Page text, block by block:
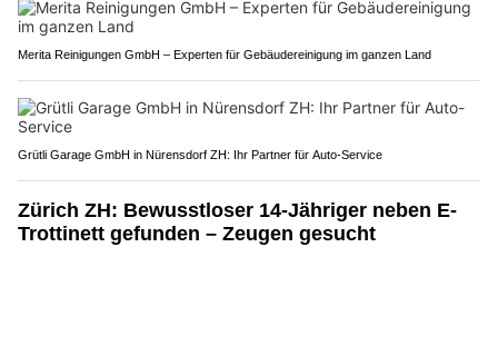
Merita Reinigungen GmbH – Experten für Gebäudereinigung im ganzen Land
Grütli Garage GmbH in Nürensdorf ZH: Ihr Partner für Auto-Service
Zürich ZH: Bewusstloser 14-Jähriger neben E-
Trottinett gefunden – Zeugen gesucht